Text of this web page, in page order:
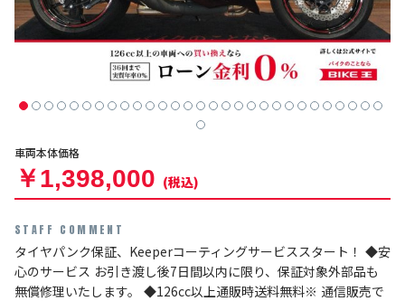
車両本体価格
￥1,398,000 (税込)
STAFF COMMENT
タイヤパンク保証、Keeperコーティングサービススタート！ ◆安
心のサービス お引き渡し後7日間以内に限り、保証対象外部品も
無償修理いたします。 ◆126cc以上通販時送料無料※ 通信販売で